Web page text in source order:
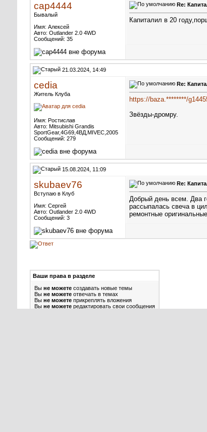
cap4444
Бывалый
Имя: Алексей
Авто: Outlander 2.0 4WD
Сообщений: 35
Re:
Капиталил в 20
21.03.2024, 14:49
cedia
Житель Клуба
Имя: Ростислав
Авто: Mitsubishi Grandis
SportGear,4G69,4ВД,MIVEC,2005
Сообщений: 279
Re:
https://baza.********/
Звёзды-дромру.
15.08.2024, 11:09
skubaev76
Вступаю в Клуб
Имя: Сергей
Авто: Outlander 2.0 4WD
Сообщений: 3
Re:
Добрый день всем. Два
рассыпалась свеча в
ремонтные
Ваши права в разделе
Вы не можете создавать новые темы
Вы не можете отвечать в темах
Вы не можете прикреплять вложения
Вы не можете редактировать свои сообщения